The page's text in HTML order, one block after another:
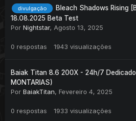
divulgação
Bleach Shadows Rising
18.08.2025 Beta Test
Por Nightstar, Agosto 13, 2025
0 respostas 1943 visualizações
Baiak Titan 8.6 200X - 24h/7 Dedicado
MONTARIAS)
Por BaiakTitan, Fevereiro 4, 2025
0 respostas 1933 visualizações